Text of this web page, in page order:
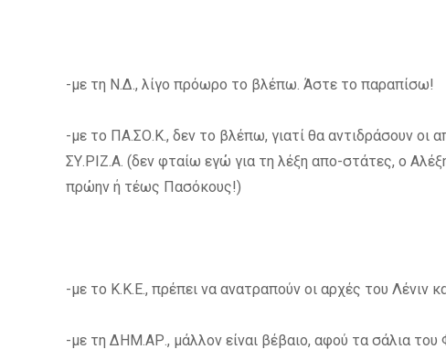
-με τη Ν.Δ., λίγο πρόωρο το βλέπω. Άστε το παραπίσω!
-με το ΠΑ.ΣΟ.Κ., δεν το βλέπω, γιατί θα αντιδράσουν
ΣΥ.ΡΙΖ.Α. (δεν φταίω εγώ για τη λέξη απο-στάτες, ο
πρώην ή τέως Πασόκους!)
-με το Κ.Κ.Ε., πρέπει να ανατραπούν οι αρχές του Λένιν
-με τη ΔΗΜ.ΑΡ., μάλλον είναι βέβαιο, αφού τα σάλια